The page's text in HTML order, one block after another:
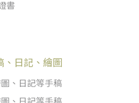
書
、日記、繪圖
、日記等手稿